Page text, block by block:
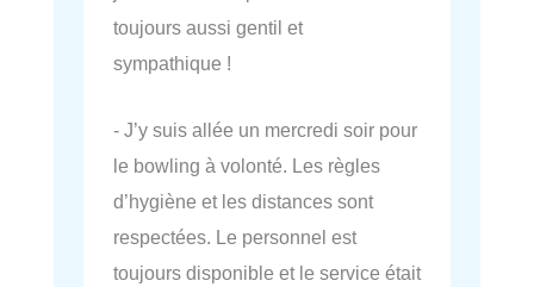
toujours aussi gentil et
sympathique !
- J’y suis allée un mercredi soir pour
le bowling à volonté. Les règles
d’hygiène et les distances sont
respectées. Le personnel est
toujours disponible et le service était